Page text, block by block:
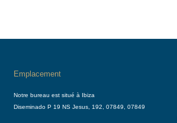
Emplacement
Notre bureau est situé à Ibiza
Diseminado P 19 NS Jesus, 192, 07849, 07849